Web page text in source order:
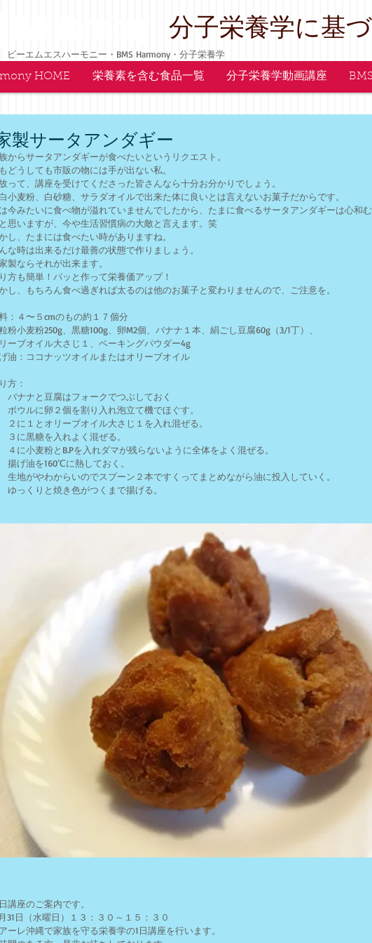
分子栄養学に基
ビーエムエスハーモニー・BMS Harmony・分子栄養学
HOME
栄養素を含む食品一覧 分子栄養学動画講座
製サータアンダギー
からサータアンダギーが食べたいというリクエスト。
どうしても市販の物には手が出ない私。
って、講座を受けてくださった皆さんなら十分お分かりでしょう。
小麦粉、白砂糖、サラダオイルで出来た体に良いとは言えないお菓子だからです。
今みたいに食べ物が溢れていませんでしたから、たまに食べるサータアンダギーは心和
思いますが、今や生活習慣病の大敵と言えます。笑
し、たまには食べたい時がありますね。
な時は出来るだけ最善の状態で作りましょう。
製ならそれが出来ます。
方も簡単！パッと作って栄養価アップ！
し、もちろん食べ過ぎれば太るのは他のお菓子と変わりませんので、ご注意を。
：４〜５cmのもの約１７個分
粉小麦粉250g、黒糖100g、卵M2個、バナナ１本、絹ごし豆腐60g（3/1丁）、
ーブオイル大さじ１、ベーキングパウダー4g
油：ココナッツオイルまたはオリーブオイル
方：
バナナと豆腐はフォークでつぶしておく
ボウルに卵２個を割り入れ泡立て機でほぐす。
２に１とオリーブオイル大さじ１を入れ混ぜる。
３に黒糖を入れよく混ぜる。
４に小麦粉とB.Pを入れダマが残らないように全体をよく混ぜる。
揚げ油を160℃に熱しておく。
生地がやわからいのでスプーン２本ですくってまとめながら油に投入していく。
ゆっくりと焼き色がつくまで揚げる。
講座のご案内です。
31日（水曜日）１３：３０～１５：３０
ーレ沖縄で家族を守る栄養学の1日講座を行います。